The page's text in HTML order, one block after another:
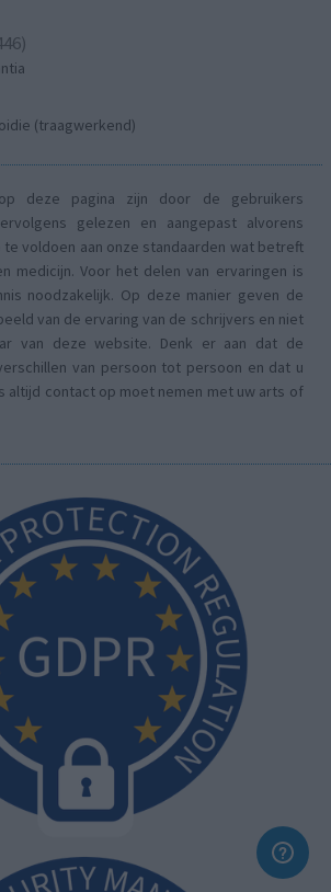
(traagwerkend)
deze pagina zijn door de gebruikers
gelezen en aangepast alvorens
voldoen aan onze standaarden wat betreft
medicijn. Voor het delen van ervaringen is
noodzakelijk. Op deze manier geven de
van de ervaring van de schrijvers en niet
van deze website. Denk er aan dat de
van persoon tot persoon en dat u
altijd contact op moet nemen met uw arts of